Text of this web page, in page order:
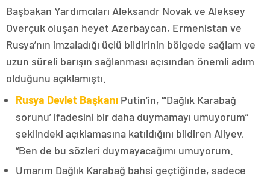
Başbakan Yardımcıları Aleksandr Novak ve Aleksey
Overçuk oluşan heyet Azerbaycan, Ermenistan ve
Rusya’nın imzaladığı üçlü bildirinin bölgede sağlam ve
uzun süreli barışın sağlanması açısından önemli adım
olduğunu açıklamıştı.
Rusya Devlet Başkanı Putin’in, “‘Dağlık Karabağ
sorunu’ ifadesini bir daha duymamayı umuyorum”
şeklindeki açıklamasına katıldığını bildiren Aliyev,
“Ben de bu sözleri duymayacağımı umuyorum.
Umarım Dağlık Karabağ bahsi geçtiğinde, sadece